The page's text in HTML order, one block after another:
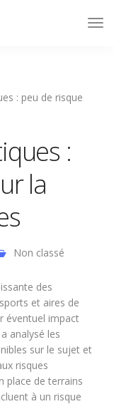
: peu de risque
:
la
Non classé
des
et aires de
éventuel impact
analysé les
sur le sujet et
risques
place de terrains
à un risque